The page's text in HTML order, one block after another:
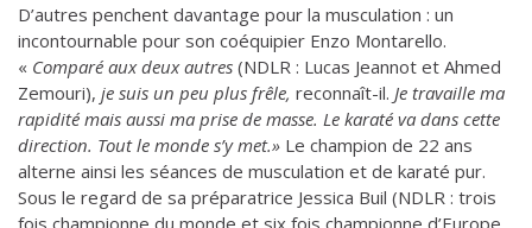
D’autres penchent davantage pour la musculation : un
incontournable pour son coéquipier Enzo Montarello.
« Comparé aux deux autres (NDLR : Lucas Jeannot et Ahmed
Zemouri), je suis un peu plus frêle, reconnaît-il. Je travaille ma
rapidité mais aussi ma prise de masse. Le karaté va dans cette
direction. Tout le monde s’y met.» Le champion de 22 ans
alterne ainsi les séances de musculation et de karaté pur.
Sous le regard de sa préparatrice Jessica Buil (NDLR : trois
fois championne du monde et six fois championne d’Europe